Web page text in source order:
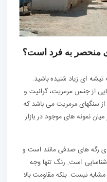
منحصر به فرد است؟
ای زیاد شنیده باشید.
از جنس مرمریت، گرانیت و
سنگهای مرمریت می باشد که
نمونه های موجود در بازار
رگه های صدفی مانند است و
شناسایی است. رنگ تنها وجه
نیست. بلکه مقاومت بالا